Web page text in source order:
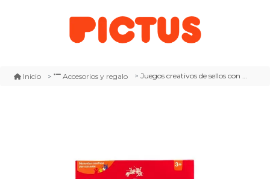
Inicio Accesorios y regalo Juegos creativos de sellos con formas + tintas + set de marcadores ejercita la coordinacion niños 3+